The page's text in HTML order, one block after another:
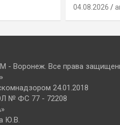
04.08.2026
- Воронеж. Все права
24.01.2018
№ ФС 77 - 72208
Ю.В.